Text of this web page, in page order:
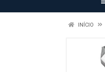
INÍCIO